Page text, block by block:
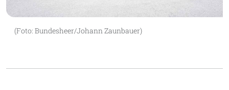
(Foto: Bundesheer/Johann Zaunbauer)